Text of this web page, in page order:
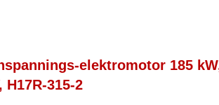
elektromotor 185
H17R-315-2